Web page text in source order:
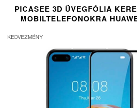
PICASEE 3D ÜVEGFÓLIA
MOBILTELEFONOKRA
KEDVEZMÉNY